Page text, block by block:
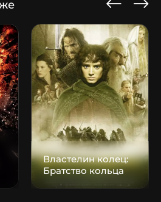
Властелин колец:
Братство кольца